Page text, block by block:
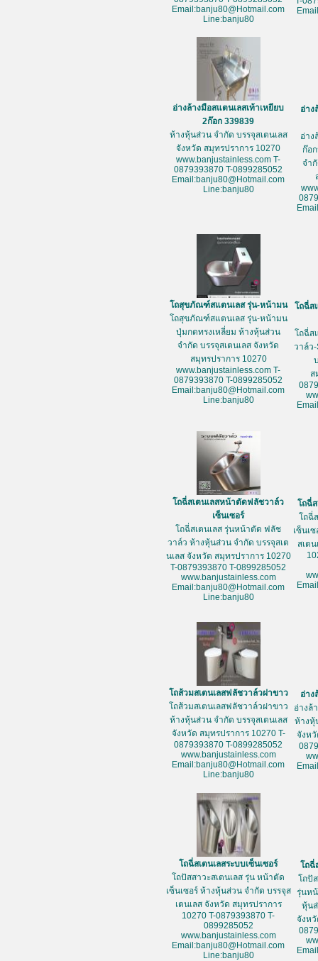
Email:banju80@Hotmail.com
Line:banju80
อ่างล้างมือสแตนเลสเท้าเหยียบ
2ก๊อก 339839
ห้างหุ้นส่วน จำกัด บรรจุสเตนเลส
จังหวัด สมุทรปราการ 10270
www.banjustainless.com T-
0879393870 T-0899285052
Email:banju80@Hotmail.com
Line:banju80
อ่าง
อ่าง
ก๊อ
จำ
โถสุขภัณฑ์สแตนเลส รุ่น-หน้ามน
โถสุขภัณฑ์สแตนเลส รุ่น-หน้ามน
ปุ่มกดทรงเหลี่ยม ห้างหุ้นส่วน
จำกัด บรรจุสเตนเลส จังหวัด
สมุทรปราการ 10270
www.banjustainless.com T-
0879393870 T-0899285052
Email:banju80@Hotmail.com
Line:banju80
โถฉี่ส
โถฉี่ส
วาล์ว
ส
โถฉี่สเตนเลสหน้าตัดฟลัชวาล์ว
เซ็นเซอร์
โถฉี่สเตนเลส รุ่นหน้าตัด ฟลัช
วาล์ว ห้างหุ้นส่วน จำกัด บรรจุสเต
นเลส จังหวัด สมุทรปราการ 10270
T-0879393870 T-0899285052
www.banjustainless.com
Email:banju80@Hotmail.com
Line:banju80
โถฉี่
โถฉี่
เซ็นเ
สเต
โถส้วมสเตนเลสฟลัชวาล์วฝาขาว
โถส้วมสเตนเลสฟลัชวาล์วฝาขาว
ห้างหุ้นส่วน จำกัด บรรจุสเตนเลส
จังหวัด สมุทรปราการ 10270 T-
0879393870 T-0899285052
www.banjustainless.com
Email:banju80@Hotmail.com
Line:banju80
อ่าง
อ่างล้
ห้างหุ้
จังห
โถฉี่สเตนเลสระบบเซ็นเซอร์
โถปัสสาวะสเตนเลส รุ่น หน้าตัด
เซ็นเซอร์ ห้างหุ้นส่วน จำกัด บรรจุส
เตนเลส จังหวัด สมุทรปราการ
10270 T-0879393870 T-
0899285052
www.banjustainless.com
Email:banju80@Hotmail.com
Line:banju80
โถฉี่
โถปั
รุ่นห
หุ้น
จังห